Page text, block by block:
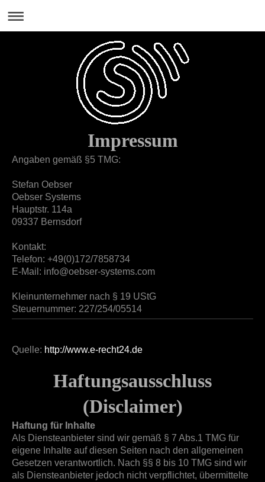
Impressum
Angaben gemäß §5 TMG:
Stefan Oebser
Oebser Systems
Hauptstr. 114a
09337 Bernsdorf
Kontakt:
Telefon: +49(0)172/7858734
E-Mail: info@oebser-systems.com
Kleinunternehmer nach § 19 UStG
Steuernummer: 227/254/05514
Quelle: http://www.e-recht24.de
Haftungsausschluss
(Disclaimer)
Haftung für Inhalte
Als Diensteanbieter sind wir gemäß § 7 Abs.1 TMG für
eigene Inhalte auf diesen Seiten nach den allgemeinen
Gesetzen verantwortlich. Nach §§ 8 bis 10 TMG sind wir
als Diensteanbieter jedoch nicht verpflichtet, übermittelte